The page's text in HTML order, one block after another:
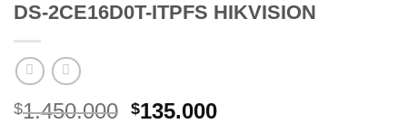
DS-2CE16D0T-ITPFS HIKVISION
$1.450.000 El
$135.000El